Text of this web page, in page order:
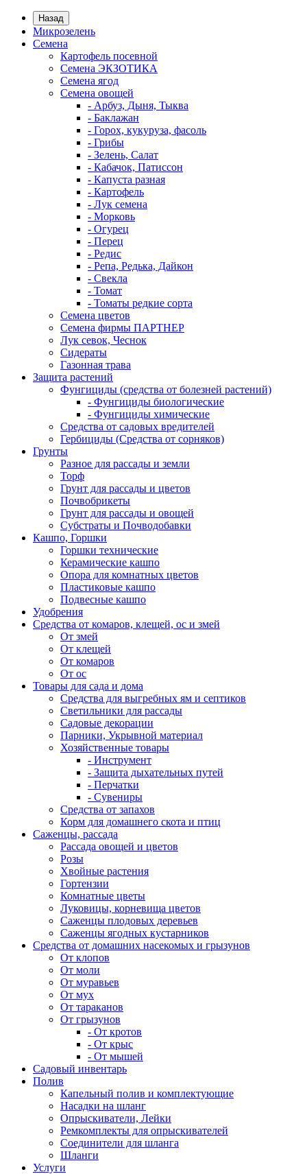
Назад
Микрозелень
Семена
Картофель посевной
Семена ЭКЗОТИКА
Семена ягод
Семена овощей
- Арбуз, Дыня, Тыква
- Баклажан
- Горох, кукуруза, фасоль
- Грибы
- Зелень, Салат
- Кабачок, Патиссон
- Капуста разная
- Картофель
- Лук семена
- Морковь
- Огурец
- Перец
- Редис
- Репа, Редька, Дайкон
- Свекла
- Томат
- Томаты редкие сорта
Семена цветов
Семена фирмы ПАРТНЕР
Лук севок, Чеснок
Сидераты
Газонная трава
Защита растений
Фунгициды (средства от болезней растений)
- Фунгициды биологические
- Фунгициды химические
Средства от садовых вредителей
Гербициды (Средства от сорняков)
Грунты
Разное для рассады и земли
Торф
Грунт для рассады и цветов
Почвобрикеты
Грунт для рассады и овощей
Субстраты и Почводобавки
Кашпо, Горшки
Горшки технические
Керамические кашпо
Опора для комнатных цветов
Пластиковые кашпо
Подвесные кашпо
Удобрения
Средства от комаров, клещей, ос и змей
От змей
От клещей
От комаров
От ос
Товары для сада и дома
Средства для выгребных ям и септиков
Светильники для рассады
Садовые декорации
Парники, Укрывной материал
Хозяйственные товары
- Инструмент
- Защита дыхательных путей
- Перчатки
- Сувениры
Средства от запахов
Корм для домашнего скота и птиц
Саженцы, рассада
Рассада овощей и цветов
Розы
Хвойные растения
Гортензии
Комнатные цветы
Луковицы, корневища цветов
Саженцы плодовых деревьев
Саженцы ягодных кустарников
Средства от домашних насекомых и грызунов
От клопов
От моли
От муравьев
От мух
От тараканов
От грызунов
- От кротов
- От крыс
- От мышей
Садовый инвентарь
Полив
Капельный полив и комплектующие
Насадки на шланг
Опрыскиватели, Лейки
Ремкомплекты для опрыскивателей
Соединители для шланга
Шланги
Услуги